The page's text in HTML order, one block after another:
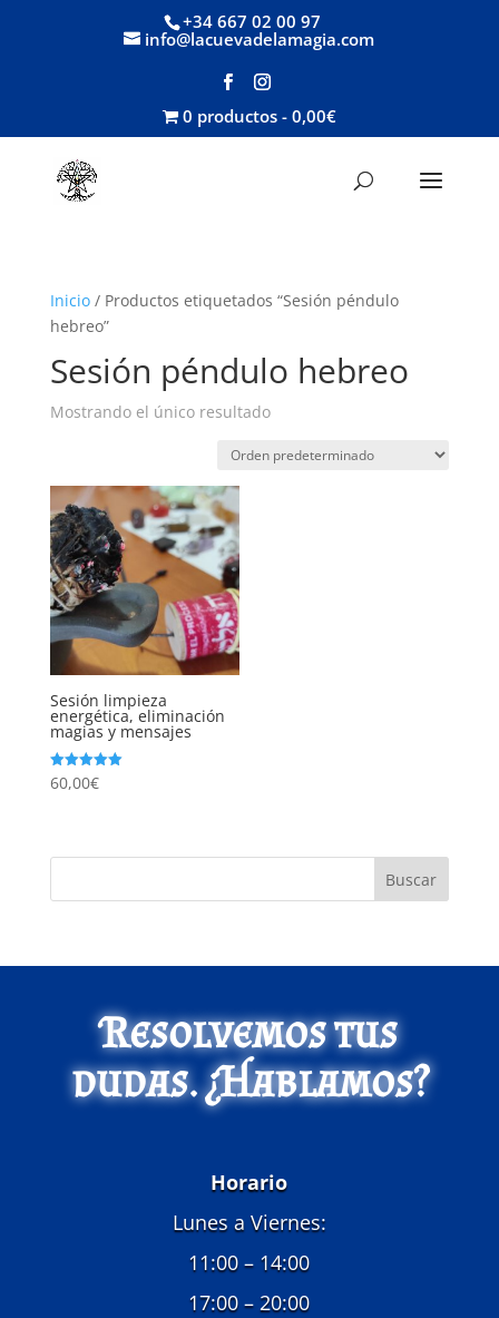
+34 667 02 00 97
info@lacuevadelamagia.com
0 productos 0,00€
Inicio/ Productos etiquetados “Sesión péndulo
hebreo”
Sesión péndulo hebreo
Mostrando el único resultado
Sesión limpieza
energética, eliminación
magias y mensajes
Valorado
con
60,00€
Buscar
Resolvemos tus
dudas. ¿Hablamos?
Horario
Lunes a Viernes:
11:00 – 14:00
17:00 – 20:00